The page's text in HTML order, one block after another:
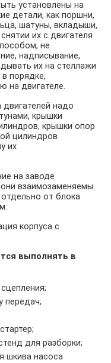
установлены на
детали, как поршни,
шатуны, вкладыши,
их с двигателя
не
надписывание,
их на стеллажи
порядке,
на двигателе.
надо
крышки
крышки опор
цилиндров
их
на заводе
взаимозаменяемы.
от блока
корпуса с
выполнять в
передач;
для разборки;
шкива наcoca